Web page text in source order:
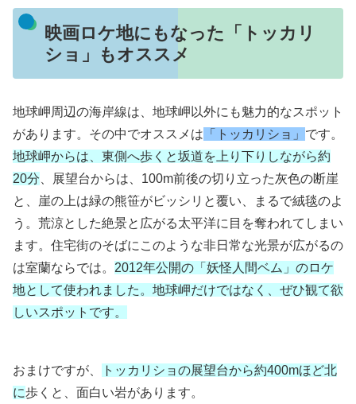
映画ロケ地にもなった「トッカリ
ショ」もオススメ
地球岬周辺の海岸線は、地球岬以外にも魅力的なスポット
があります。その中でオススメは 「トッカリショ」 です。
地球岬からは、東側へ歩くと坂道を上り下りしながら約
20分 、展望台からは、100m前後の切り立った灰色の断崖
と、崖の上は緑の熊笹がビッシリと覆い、まるで絨毯のよ
う。荒涼とした絶景と広がる太平洋に目を奪われてしまい
ます。住宅街のそばにこのような非日常な光景が広がるの
は室蘭ならでは。 2012年公開の「妖怪人間ベム」のロケ
地として使われました。地球岬だけではなく、ぜひ観て欲
しいスポットです。
おまけですが、
トッカリショの展望台から約400mほど北
に歩くと、面白い岩があります。